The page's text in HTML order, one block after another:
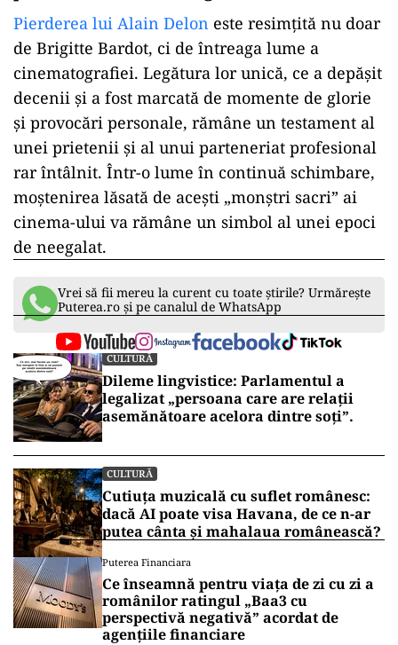
Pierderea lui Alain Delon este resimțită nu doar
de Brigitte Bardot, ci de întreaga lume a
cinematografiei. Legătura lor unică, ce a depășit
decenii și a fost marcată de momente de glorie
și provocări personale, rămâne un testament al
unei prietenii și al unui parteneriat profesional
rar întâlnit. Într-o lume în continuă schimbare,
moștenirea lăsată de acești „monștri sacri” ai
cinema-ului va rămâne un simbol al unei epoci
de neegalat.
Vrei să fii mereu la curent cu toate știrile? Urmărește
Puterea.ro și pe canalul de WhatsApp
CULTURĂ
Dileme lingvistice: Parlamentul a
legalizat „persoana care are relații
asemănătoare acelora dintre soți”.
CULTURĂ
Cutiuța muzicală cu suflet românesc:
dacă AI poate visa Havana, de ce n-ar
putea cânta și mahalaua românească?
Puterea Financiara
Ce înseamnă pentru viața de zi cu zi a
românilor ratingul „Baa3 cu
perspectivă negativă” acordat de
agențiile financiare